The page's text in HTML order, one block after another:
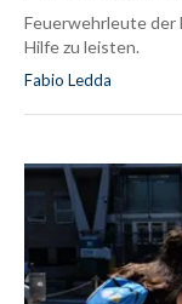
Feuerwehrleute der
Hilfe zu leisten.
Fabio Ledda